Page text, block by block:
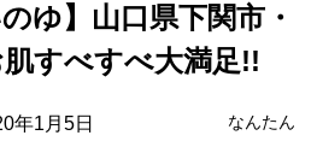
ゆ】山口県下関市・
すべすべ大満足!!
年1月5日 なんたん
」のお風呂の様子は？
入れる！
ロトロの湯